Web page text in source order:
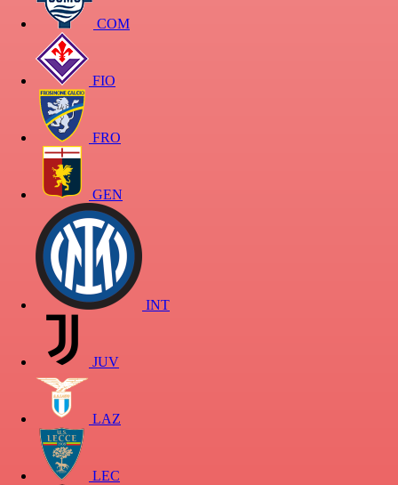
COM
FIO
FRO
GEN
INT
JUV
LAZ
LEC